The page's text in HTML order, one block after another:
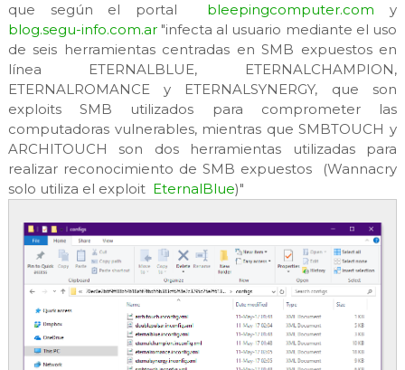
que según el portal bleepingcomputer.com y
blog.segu-info.com.ar"infecta al usuario mediante el uso
de seis herramientas centradas en SMB expuestos en
línea ETERNALBLUE, ETERNALCHAMPION,
ETERNALROMANCE y ETERNALSYNERGY, que son
exploits SMB utilizados para comprometer las
computadoras vulnerables, mientras que SMBTOUCH y
ARCHITOUCH son dos herramientas utilizadas para
realizar reconocimiento de SMB expuestos (Wannacry
solo utiliza el exploit EternalBlue)"